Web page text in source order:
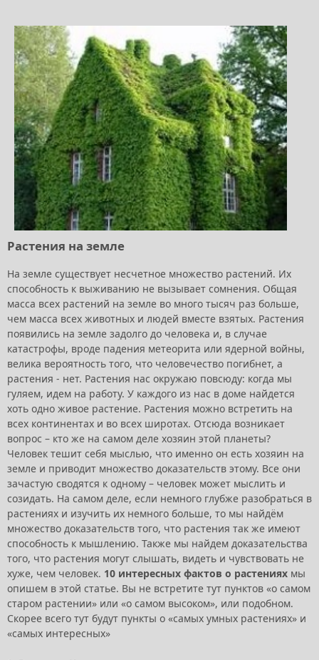
Растения на земле
На земле существует несчетное множество растений. Их
способность к выживанию не вызывает сомнения. Общая
масса всех растений на земле во много тысяч раз больше,
чем масса всех животных и людей вместе взятых. Растения
появились на земле задолго до человека и, в случае
катастрофы, вроде падения метеорита или ядерной войны,
велика вероятность того, что человечество погибнет, а
растения - нет. Растения нас окружаю повсюду: когда мы
гуляем, идем на работу. У каждого из нас в доме найдется
хоть одно живое растение. Растения можно встретить на
всех континентах и во всех широтах. Отсюда возникает
вопрос – кто же на самом деле хозяин этой планеты?
Человек тешит себя мыслью, что именно он есть хозяин на
земле и приводит множество доказательств этому. Все они
зачастую сводятся к одному – человек может мыслить и
созидать. На самом деле, если немного глубже разобраться в
растениях и изучить их немного больше, то мы найдём
множество доказательств того, что растения так же имеют
способность к мышлению. Также мы найдем доказательства
того, что растения могут слышать, видеть и чувствовать не
хуже, чем человек. 10 интересных фактов о растениях мы
опишем в этой статье. Вы не встретите тут пунктов «о самом
старом растении» или «о самом высоком», или подобном.
Скорее всего тут будут пункты о «самых умных растениях» и
«самых интересных»